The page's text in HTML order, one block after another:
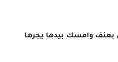
بعنف وامسك بيدها يجرها